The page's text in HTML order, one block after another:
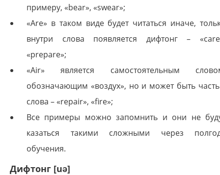
примеру, «bear», «swear»;
«Are» в таком виде будет читаться иначе,
внутри слова появляется дифтонг –
«prepare»;
«Air» является самостоятельным
обозначающим «воздух», но и может быть
слова – «repair», «fire»;
Все примеры можно запомнить и они не
казаться такими сложными через
обучения.
Дифтонг [uə]